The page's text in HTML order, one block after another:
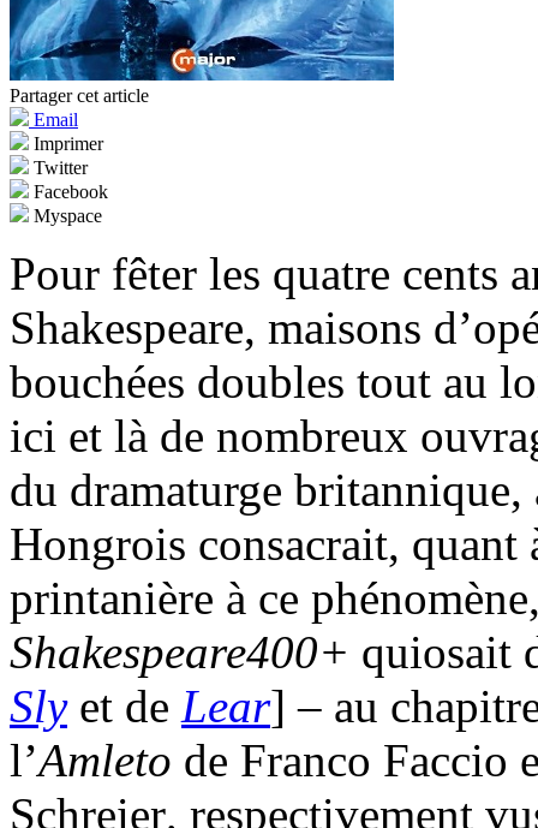
Partager cet article
Email
Imprimer
Twitter
Facebook
Myspace
Pour fêter les quatre cents
Shakespeare, maisons
bouchées doubles tout au
ici et là de nombreux
du dramaturge
Hongrois consacrait,
printanière à ce
Shakespeare400+ quiosait
Slyet de Lear] – au
l’Amleto de Franco Faccio
Schreier, respectivement